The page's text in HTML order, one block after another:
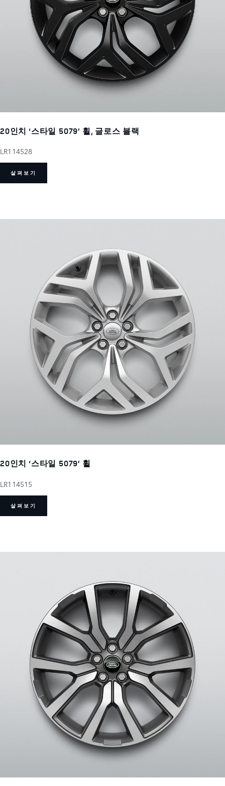
20인치 ‘스타일 5079’ 휠, 글로스 블랙
LR114528
살펴보기
20인치 ‘스타일 5079’ 휠
LR114515
살펴보기